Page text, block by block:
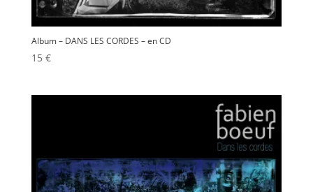
Album – DANS LES CORDES – en CD
15 €